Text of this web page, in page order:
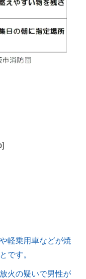
軽乗用車などが焼
です。
火の疑いで男性が